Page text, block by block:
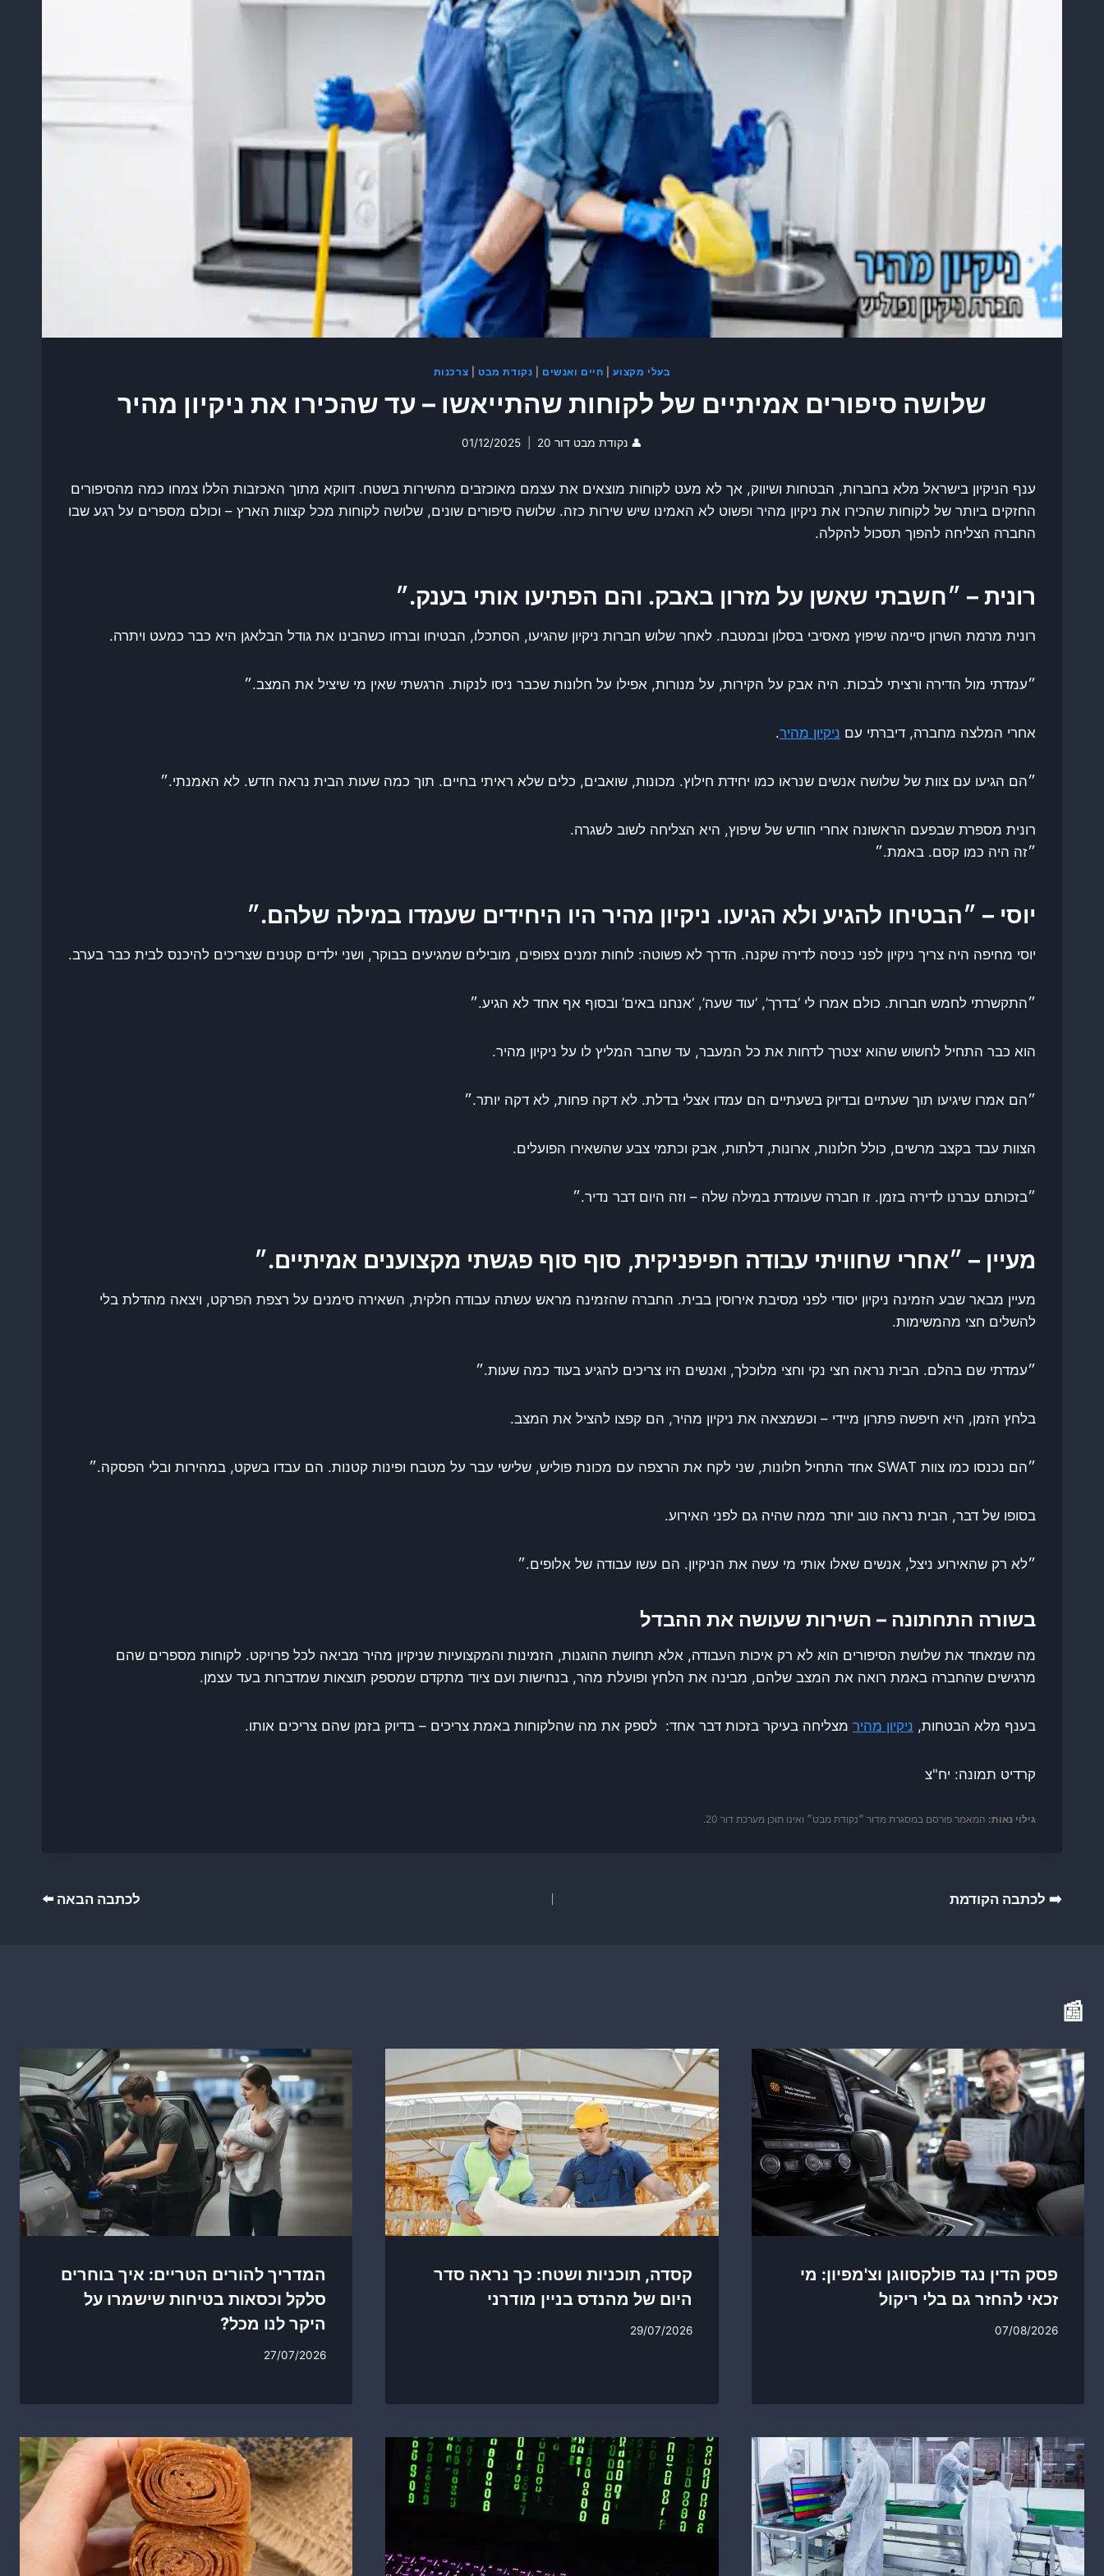
בעלי מקצוע| חיים ואנשים נקודת מבט צרכנות
שלושה סיפורים אמיתיים של לקוחות שהתייאשו – עד שהכירו את ניקיון מהיר
👤 נקודת מבט דור 20 01/12/2025
ענף הניקיון בישראל מלא בחברות, הבטחות ושיווק, אך לא מעט לקוחות מוצאים את עצמם מאוכזבים מהשירות בשטח. דווקא מתוך האכזבות הללו צמחו כמה מהסיפורים
החזקים ביותר של לקוחות שהכירו את ניקיון מהיר ופשוט לא האמינו שיש שירות כזה. שלושה סיפורים שונים, שלושה לקוחות מכל קצוות הארץ – וכולם מספרים על רגע שבו
החברה הצליחה להפוך תסכול להקלה.
רונית – ״חשבתי שאשן על מזרון באבק. והם הפתיעו אותי בענק.״
רונית מרמת השרון סיימה שיפוץ מאסיבי בסלון ובמטבח. לאחר שלוש חברות ניקיון שהגיעו, הסתכלו, הבטיחו וברחו כשהבינו את גודל הבלאגן היא כבר כמעט ויתרה.
״עמדתי מול הדירה ורציתי לבכות. היה אבק על הקירות, על מנורות, אפילו על חלונות שכבר ניסו לנקות. הרגשתי שאין מי שיציל את המצב.״
אחרי המלצה מחברה, דיברתי עם ניקיון מהיר.
״הם הגיעו עם צוות של שלושה אנשים שנראו כמו יחידת חילוץ. מכונות, שואבים, כלים שלא ראיתי בחיים. תוך כמה שעות הבית נראה חדש. לא האמנתי.״
רונית מספרת שבפעם הראשונה אחרי חודש של שיפוץ, היא הצליחה לשוב לשגרה.
״זה היה כמו קסם. באמת.״
יוסי – ״הבטיחו להגיע ולא הגיעו. ניקיון מהיר היו היחידים שעמדו במילה שלהם.״
יוסי מחיפה היה צריך ניקיון לפני כניסה לדירה שקנה. הדרך לא פשוטה: לוחות זמנים צפופים, מובילים שמגיעים בבוקר, ושני ילדים קטנים שצריכים להיכנס לבית כבר בערב.
״התקשרתי לחמש חברות. כולם אמרו לי ‘בדרך’, ‘עוד שעה’, ‘אנחנו באים’ ובסוף אף אחד לא הגיע.״
הוא כבר התחיל לחשוש שהוא יצטרך לדחות את כל המעבר, עד שחבר המליץ לו על ניקיון מהיר.
״הם אמרו שיגיעו תוך שעתיים ובדיוק בשעתיים הם עמדו אצלי בדלת. לא דקה פחות, לא דקה יותר.״
הצוות עבד בקצב מרשים, כולל חלונות, ארונות, דלתות, אבק וכתמי צבע שהשאירו הפועלים.
״בזכותם עברנו לדירה בזמן. זו חברה שעומדת במילה שלה – וזה היום דבר נדיר.״
מעיין – ״אחרי שחוויתי עבודה חפיפניקית, סוף סוף פגשתי מקצוענים אמיתיים.״
מעיין מבאר שבע הזמינה ניקיון יסודי לפני מסיבת אירוסין בבית. החברה שהזמינה מראש עשתה עבודה חלקית, השאירה סימנים על רצפת הפרקט, ויצאה מהדלת בלי
להשלים חצי מהמשימות.
״עמדתי שם בהלם. הבית נראה חצי נקי וחצי מלוכלך, ואנשים היו צריכים להגיע בעוד כמה שעות.״
בלחץ הזמן, היא חיפשה פתרון מיידי – וכשמצאה את ניקיון מהיר, הם קפצו להציל את המצב.
״הם נכנסו כמו צוות SWAT אחד התחיל חלונות, שני לקח את הרצפה עם מכונת פוליש, שלישי עבר על מטבח ופינות קטנות. הם עבדו בשקט, במהירות ובלי הפסקה.״
בסופו של דבר, הבית נראה טוב יותר ממה שהיה גם לפני האירוע.
״לא רק שהאירוע ניצל, אנשים שאלו אותי מי עשה את הניקיון. הם עשו עבודה של אלופים.״
בשורה התחתונה – השירות שעושה את ההבדל
מה שמאחד את שלושת הסיפורים הוא לא רק איכות העבודה, אלא תחושת ההוגנות, הזמינות והמקצועיות שניקיון מהיר מביאה לכל פרויקט. לקוחות מספרים שהם
מרגישים שהחברה באמת רואה את המצב שלהם, מבינה את הלחץ ופועלת מהר, בנחישות ועם ציוד מתקדם שמספק תוצאות שמדברות בעד עצמן.
בענף מלא הבטחות, ניקיון מהיר מצליחה בעיקר בזכות דבר אחד: לספק את מה שהלקוחות באמת צריכים – בדיוק בזמן שהם צריכים אותו.
קרדיט תמונה: יח"צ
גילוי נאות: המאמר פורסם במסגרת מדור ״נקודת מבט״ ואינו תוכן מערכת דור 20.
ניווט
➡️ לכתבה הקודמת לכתבה הבאה ⬅️
📰
פסק הדין נגד פולקסווגן וצ'מפיון: מי
זכאי להחזר גם בלי ריקול
07/08/2026
קסדה, תוכניות ושטח: כך נראה סדר
היום של מהנדס בניין מודרני
29/07/2026
המדריך להורים הטריים: איך בוחרים
סלקל וכסאות בטיחות שישמרו על
היקר לנו מכל?
27/07/2026